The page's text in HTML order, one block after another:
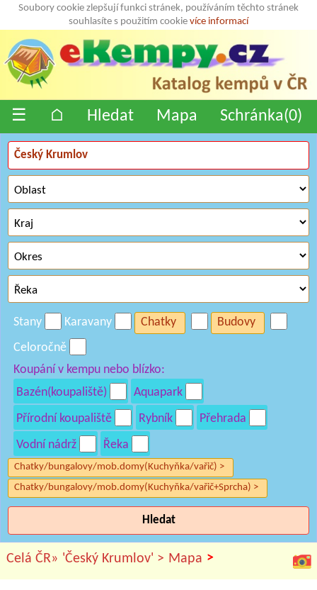
Soubory cookie zlepšují funkci stránek, používáním těchto stránek
souhlasíte s použitím cookie více informací
☰ ⌂ Hledat Mapa Schránka(0)
Stany Karavany Chatky
Budovy
Celoročně
Koupání v kempu nebo blízko:
Bazén(koupaliště)
Aquapark
Přírodní koupaliště
Rybník
Přehrada
Vodní nádrž
Řeka
Chatky/bungalovy/mob.domy(Kuchyňka/vařič) >
Chatky/bungalovy/mob.domy(Kuchyňka/vařič+Sprcha) >
Hledat
Celá ČR» 'Český Krumlov' > Mapa >